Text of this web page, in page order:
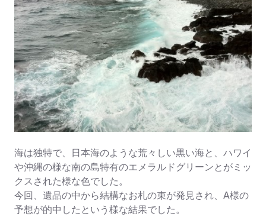
海は独特で、日本海のような荒々しい黒い海と、ハワイ
や沖縄の様な南の島特有のエメラルドグリーンとがミッ
クスされた様な色でした。
今回、遺品の中から結構なお札の束が発見され、A様の
予想が的中したという様な結果でした。